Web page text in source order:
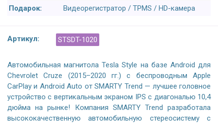
Подарок:
Видеорегистратор / TPMS / HD-камера
Артикул: STSDT-1020
Автомобильная магнитола Tesla Style на базе Android для
Chevrolet Cruze (2015–2020 гг.) с беспроводным Apple
CarPlay и Android Auto от SMARTY Trend — лучшее головное
устройство с вертикальным экраном IPS с диагональю 10,4
дюйма на рынке! Компания SMARTY Trend разработала
высококачественную автомобильную стереосистему с